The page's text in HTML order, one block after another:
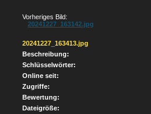
Vorheriges Bild:
20241227_163142.jpg
20241227_163413.jpg
Beschreibung:
Schlüsselwörter:
Online seit:
Zugriffe:
Bewertung:
Dateigröße: